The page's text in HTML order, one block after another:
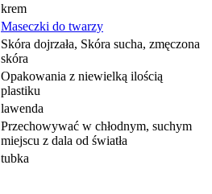
krem
Maseczki do twarzy
Skóra dojrzała, Skóra sucha, zmęczona
skóra
Opakowania z niewielką ilością
plastiku
lawenda
Przechowywać w chłodnym, suchym
miejscu z dala od światła
tubka